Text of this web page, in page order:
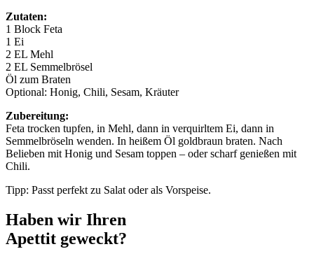
Zutaten:
1 Block Feta
1 Ei
2 EL Mehl
2 EL Semmelbrösel
Öl zum Braten
Optional: Honig, Chili, Sesam, Kräuter
Zubereitung:
Feta trocken tupfen, in Mehl, dann in verquirltem Ei, dann in
Semmelbröseln wenden. In heißem Öl goldbraun braten. Nach
Belieben mit Honig und Sesam toppen – oder scharf genießen mit
Chili.
Tipp: Passt perfekt zu Salat oder als Vorspeise.
Haben wir Ihren
Apettit geweckt?